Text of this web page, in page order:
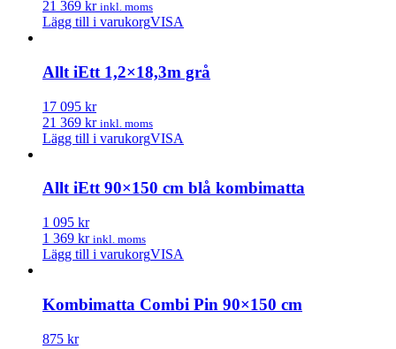
21 369 kr inkl. moms
Lägg till i varukorgVISA
Allt iEtt 1,2×18,3m grå
17 095 kr
21 369 kr inkl. moms
Lägg till i varukorgVISA
Allt iEtt 90×150 cm blå kombimatta
1 095 kr
1 369 kr inkl. moms
Lägg till i varukorgVISA
Kombimatta Combi Pin 90×150 cm
875 kr